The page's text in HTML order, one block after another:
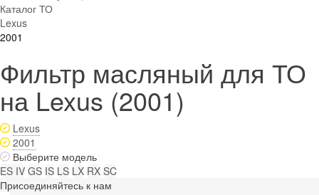
Каталог ТО
Lexus
2001
Фильтр масляный для ТО
на Lexus (2001)
Lexus
2001
Выберите модель
ES IV GS IS LS LX RX SC
Присоединяйтесь к нам